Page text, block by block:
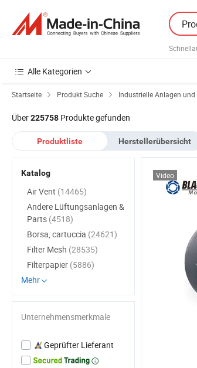
Alle Kategorien
Startseite Produkt Suche Industrielle Anlagen
Über225758 Produkte gefunden
Produktliste Herstellerübersicht
Video
Katalog
Air Vent (14465)
Andere Lüftungsanlagen &
Parts (4518)
Borsa, cartuccia (24621)
Filter Mesh (28535)
Filterpapier (5886)
Mehr
Unternehmensmerkmale
Geprüfter Lieferant